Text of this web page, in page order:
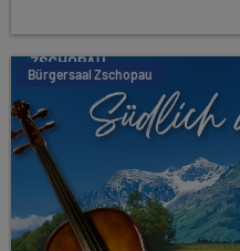
Bürgersaal Zschopau